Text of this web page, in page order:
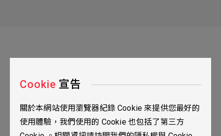
台北市115南港區三重路19之2號九樓
02-2655-0077
Cookie 宣告
關於本網站使用瀏覽器紀錄 Cookie 來提供您最好的
使用體驗，我們使用的 Cookie 也包括了第三方